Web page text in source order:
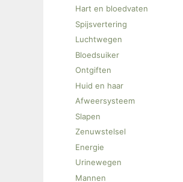
Hart en bloedvaten
Spijsvertering
Luchtwegen
Bloedsuiker
Ontgiften
Huid en haar
Afweersysteem
Slapen
Zenuwstelsel
Energie
Urinewegen
Mannen